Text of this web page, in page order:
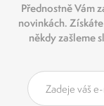
Přednostně Vám
novinkách.
někdy zašleme